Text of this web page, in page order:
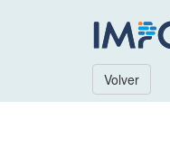
Volver